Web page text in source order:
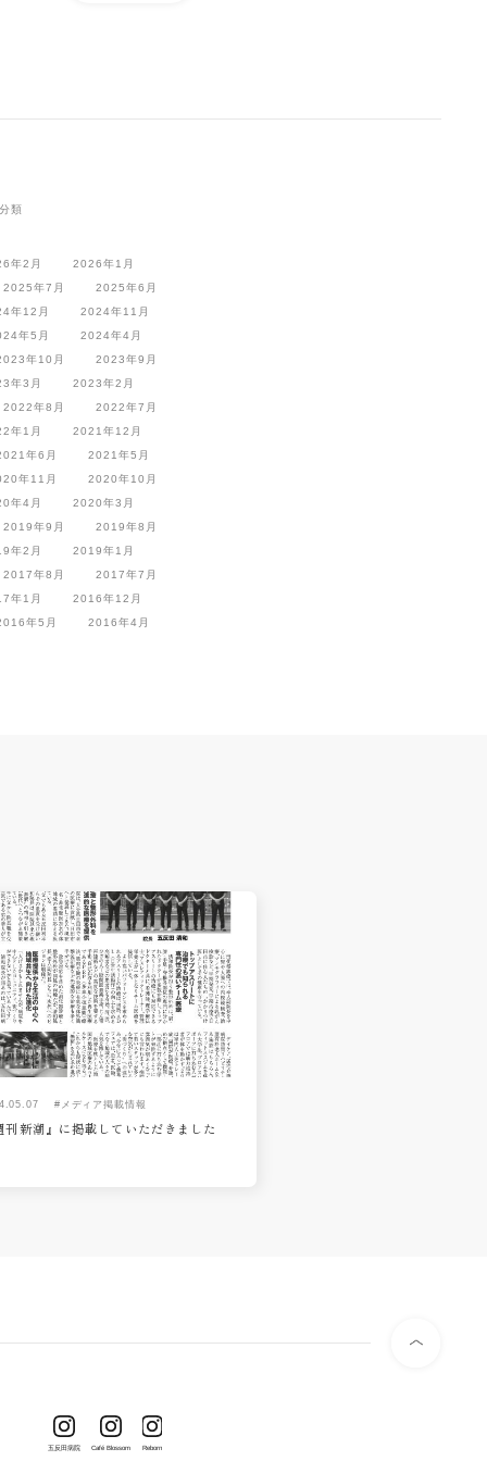
類
年2月
2026年1月
2025年7月
2025年6月
年12月
2024年11月
年5月
2024年4月
年10月
2023年9月
年3月
2023年2月
2022年8月
2022年7月
年1月
2021年12月
年6月
2021年5月
年11月
2020年10月
年4月
2020年3月
2019年9月
2019年8月
年2月
2019年1月
2017年8月
2017年7月
年1月
2016年12月
年5月
2016年4月
#メディア掲載情報
刊新潮』に掲載していただきました
五反田病院 Café Blossom Reborn